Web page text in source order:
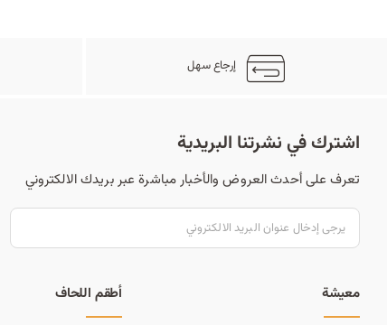
إرجاع سهل
اشترك في نشرتنا البريدية
تعرف على أحدث العروض والأخبار مباشرة عبر بريدك الالكتروني
معيشة أطقم اللحاف